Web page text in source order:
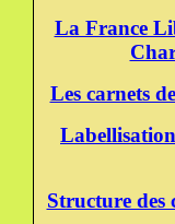
La France
Les carnets
Structure des